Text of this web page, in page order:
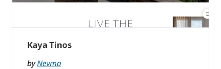
Kaya Tinos
byNevma